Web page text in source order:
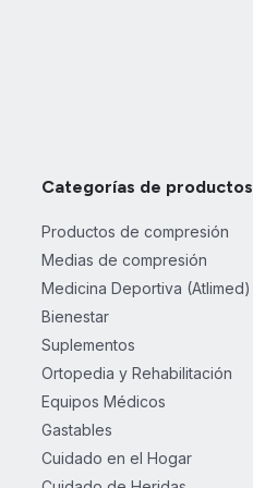
Categorías de productos
Productos de compresión
Medias de compresión
Medicina Deportiva (Atlimed)
Bienestar
Suplementos
Ortopedia y Rehabilitación
Equipos Médicos
Gastables
Cuidado en el Hogar